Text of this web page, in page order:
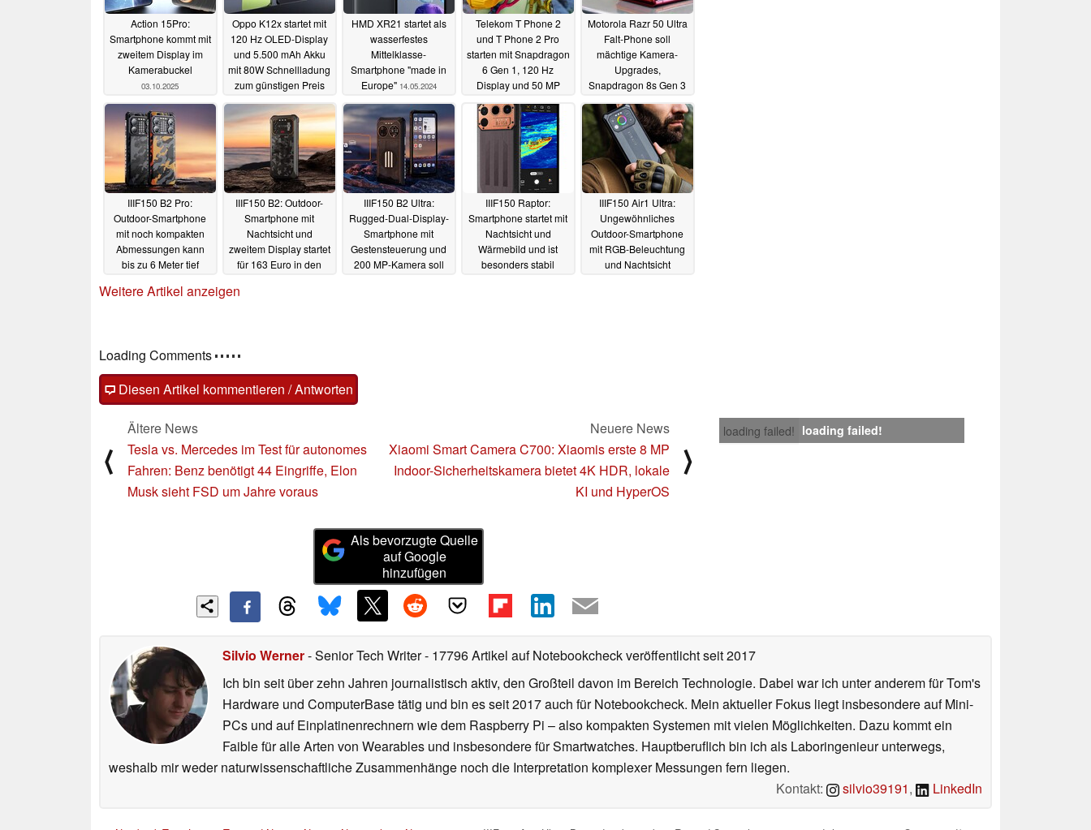
Action 15Pro:
Smartphone kommt mit
zweitem Display im
Kamerabuckel
03.10.2025
Oppo K12x startet mit
120 Hz OLED-Display
und 5.500 mAh Akku
mit 80W Schnellladung
zum günstigen Preis
14.05.2024
HMD XR21 startet als
wasserfestes
Mittelklasse-
Smartphone "made in
Europe" 14.05.2024
Telekom T Phone 2
und T Phone 2 Pro
starten mit Snapdragon
6 Gen 1, 120 Hz
Display und 50 MP
14.05.2024
Motorola Razr 50 Ultra
Falt-Phone soll
mächtige Kamera-
Upgrades,
Snapdragon 8s Gen 3
13.05.2024
IIIF150 B2 Pro:
Outdoor-Smartphone
mit noch kompakten
Abmessungen kann
bis zu 6 Meter tief
IIIF150 B2: Outdoor-
Smartphone mit
Nachtsicht und
zweitem Display startet
für 163 Euro in den
IIIF150 B2 Ultra:
Rugged-Dual-Display-
Smartphone mit
Gestensteuerung und
200 MP-Kamera soll
IIIF150 Raptor:
Smartphone startet mit
Nachtsicht und
Wärmebild und ist
besonders stabil
IIIF150 Air1 Ultra:
Ungewöhnliches
Outdoor-Smartphone
mit RGB-Beleuchtung
und Nachtsicht
Weitere Artikel anzeigen
Loading Comments
Diesen Artikel kommentieren / Antworten
loading failed! loading failed!
⟨
Ältere News
Tesla vs. Mercedes im Test für autonomes
Fahren: Benz benötigt 44 Eingriffe, Elon
Musk sieht FSD um Jahre voraus
Neuere News
Xiaomi Smart Camera C700: Xiaomis erste 8 MP
Indoor-Sicherheitskamera bietet 4K HDR, lokale
KI und HyperOS
⟩
Als bevorzugte Quelle
auf Google
hinzufügen
Silvio Werner- Senior Tech Writer- 17796 Artikel auf Notebookcheck veröffentlichtseit 2017
Ich bin seit über zehn Jahren journalistisch aktiv, den Großteil davon im Bereich Technologie. Dabei war ich unter anderem für Tom's
Hardware und ComputerBase tätig und bin es seit 2017 auch für Notebookcheck. Mein aktueller Fokus liegt insbesondere auf Mini-
PCs und auf Einplatinenrechnern wie dem Raspberry Pi – also kompakten Systemen mit vielen Möglichkeiten. Dazu kommt ein
Faible für alle Arten von Wearables und insbesondere für Smartwatches. Hauptberuflich bin ich als Laboringenieur unterwegs,
weshalb mir weder naturwissenschaftliche Zusammenhänge noch die Interpretation komplexer Messungen fern liegen.
Kontakt:
silvio39191, LinkedIn